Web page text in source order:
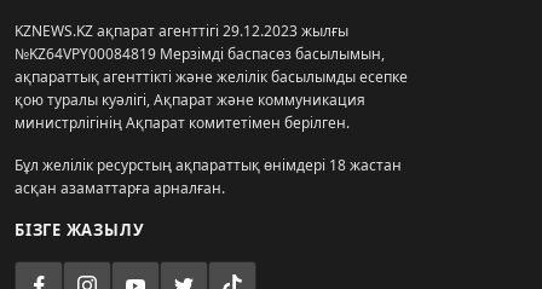
KZNEWS.KZ ақпарат агенттігі 29.12.2023 жылғы
№KZ64VPY00084819 Мерзімді баспасөз басылымын,
ақпараттық агенттікті және желілік басылымды есепке
қою туралы куәлігі, Ақпарат және коммуникация
министрлігінің Ақпарат комитетімен берілген.
Бұл желілік ресурстың ақпараттық өнімдері 18 жастан
асқан азаматтарға арналған.
БІЗГЕ ЖАЗЫЛУ